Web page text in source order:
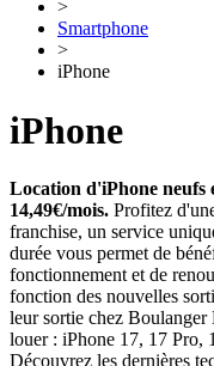
>
Smartphone
>
iPhone
iPhone
Location d'iPhone neufs
14,49€/mois. Profitez
franchise, un service
durée vous permet de
fonctionnement et de
fonction des nouvelles
leur sortie chez Boulanger
louer : iPhone 17, 17 Pro,
Découvrez les dernières